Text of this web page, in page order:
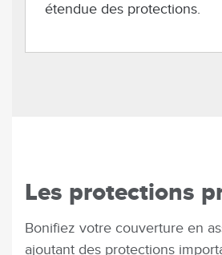
étendue des protections.
Les protections
Bonifiez votre couverture en
ajoutant des protections